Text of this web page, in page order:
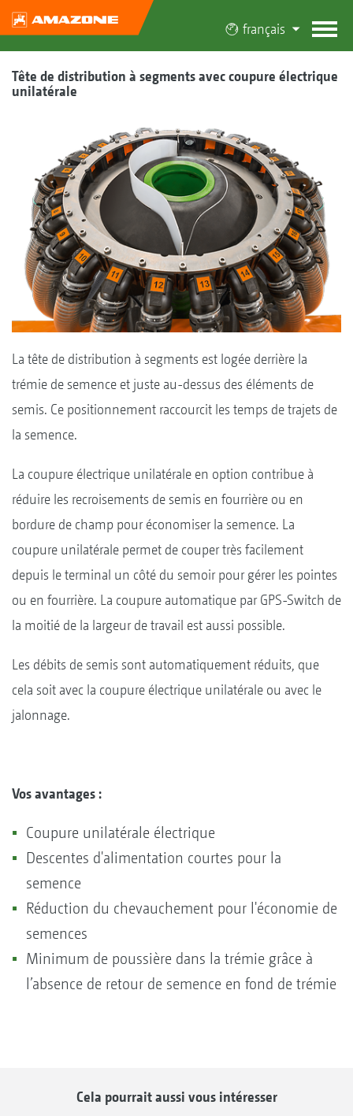
français
Tête de distribution à segments avec coupure électrique
unilatérale
La tête de distribution à segments est logée derrière la
trémie de semence et juste au-dessus des éléments de
semis. Ce positionnement raccourcit les temps de trajets de
la semence.
La coupure électrique unilatérale en option contribue à
réduire les recroisements de semis en fourrière ou en
bordure de champ pour économiser la semence. La
coupure unilatérale permet de couper très facilement
depuis le terminal un côté du semoir pour gérer les pointes
ou en fourrière. La coupure automatique par GPS-Switch de
la moitié de la largeur de travail est aussi possible.
Les débits de semis sont automatiquement réduits, que
cela soit avec la coupure électrique unilatérale ou avec le
jalonnage.
Vos avantages :
Coupure unilatérale électrique
Descentes d'alimentation courtes pour la
semence
Réduction du chevauchement pour l'économie de
semences
Minimum de poussière dans la trémie grâce à
l’absence de retour de semence en fond de trémie
Cela pourrait aussi vous intéresser